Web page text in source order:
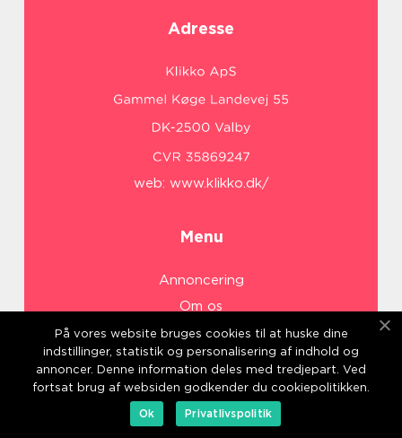
Adresse
web: www.klikko.dk/
Menu
Annoncering
Om os
Cookies
Kontakt os
Sitemap
På vores website bruges cookies til at huske dine
indstillinger, statistik og personalisering af indhold og
annoncer. Denne information deles med tredjepart. Ved
fortsat brug af websiden godkender du cookiepolitikken.
Ok
Privatlivspolitik